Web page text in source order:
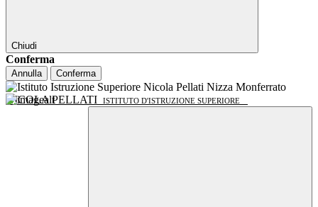
Chiudi
Conferma
Annulla Conferma
NICOLA PELLATI ISTITUTO D'ISTRUZIONE SUPERIORE